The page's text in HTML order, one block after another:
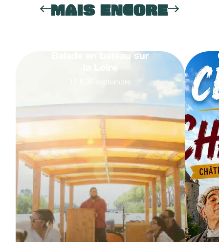
MAIS ENCORE
Balade en bateau sur
septembre